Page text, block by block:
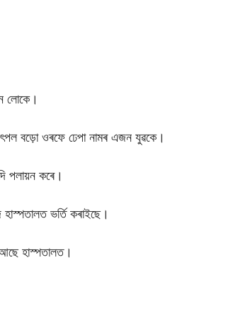
লোকে।
বড়ো ওৰফে ঢেপা নামৰ এজন যুৱকে।
পলায়ন কৰে।
ভৰ্তি কৰাইছে।
হাস্পতালত।